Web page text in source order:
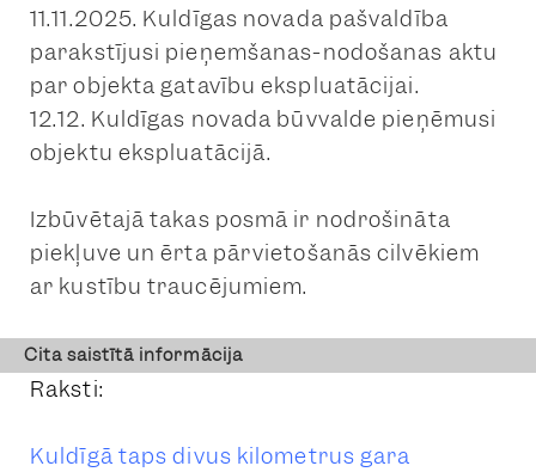
11.11.2025. Kuldīgas novada pašvaldība
parakstījusi pieņemšanas-nodošanas aktu
par objekta gatavību ekspluatācijai.
12.12. Kuldīgas novada būvvalde pieņēmusi
objektu ekspluatācijā.
Izbūvētajā takas posmā ir nodrošināta
piekļuve un ērta pārvietošanās cilvēkiem
ar kustību traucējumiem.
Cita saistītā informācija
Raksti:
Kuldīgā taps divus kilometrus gara